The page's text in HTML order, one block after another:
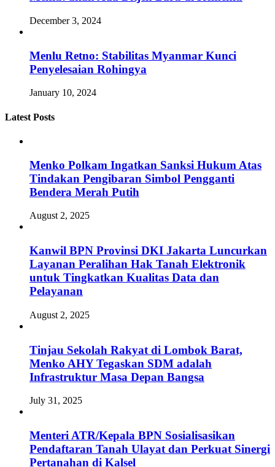
December 3, 2024
Menlu Retno: Stabilitas Myanmar Kunci
Penyelesaian Rohingya
January 10, 2024
Latest Posts
Menko Polkam Ingatkan Sanksi Hukum Atas
Tindakan Pengibaran Simbol Pengganti
Bendera Merah Putih
August 2, 2025
Kanwil BPN Provinsi DKI Jakarta Luncurkan
Layanan Peralihan Hak Tanah Elektronik
untuk Tingkatkan Kualitas Data dan
Pelayanan
August 2, 2025
Tinjau Sekolah Rakyat di Lombok Barat,
Menko AHY Tegaskan SDM adalah
Infrastruktur Masa Depan Bangsa
July 31, 2025
Menteri ATR/Kepala BPN Sosialisasikan
Pendaftaran Tanah Ulayat dan Perkuat Sinergi
Pertanahan di Kalsel